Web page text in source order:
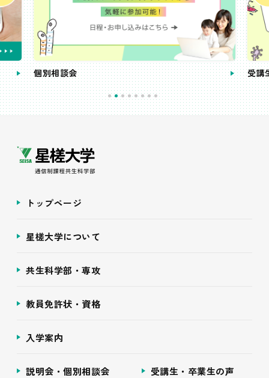
個別相談会 受講
トップページ
星槎大学について
共生科学部・専攻
教員免許状・資格
入学案内
説明会・個別相談会 受講生・卒業生の声